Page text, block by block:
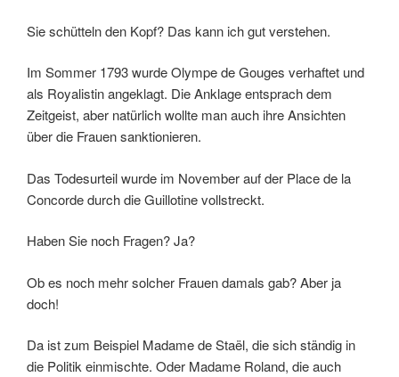
Sie schütteln den Kopf? Das kann ich gut verstehen.
Im Sommer 1793 wurde Olympe de Gouges verhaftet und
als Royalistin angeklagt. Die Anklage entsprach dem
Zeitgeist, aber natürlich wollte man auch ihre Ansichten
über die Frauen sanktionieren.
Das Todesurteil wurde im November auf der Place de la
Concorde durch die Guillotine vollstreckt.
Haben Sie noch Fragen? Ja?
Ob es noch mehr solcher Frauen damals gab? Aber ja
doch!
Da ist zum Beispiel Madame de Staël, die sich ständig in
die Politik einmischte. Oder Madame Roland, die auch